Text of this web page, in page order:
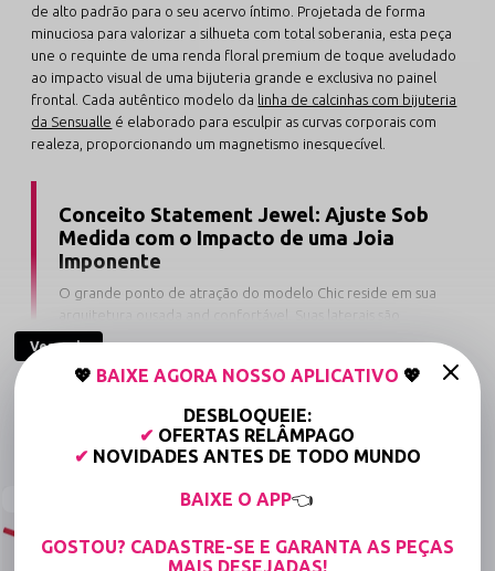
de alto padrão para o seu acervo íntimo. Projetada de forma
minuciosa para valorizar a silhueta com total soberania, esta peça
une o requinte de uma renda floral premium de toque aveludado
ao impacto visual de uma bijuteria grande e exclusiva no painel
frontal. Cada autêntico modelo da linha de calcinhas com bijuteria
da Sensualle é elaborado para esculpir as curvas corporais com
realeza, proporcionando um magnetismo inesquecível.
Conceito Statement Jewel: Ajuste Sob
Medida com o Impacto de uma Joia
Imponente
O grande ponto de atração do modelo Chic reside em sua
arquitetura ousada and confortável. Suas laterais são
equipadas com tiras elásticas de excelente memória têxtil
(plástico) de alta resistência. Esta composição inteligente e
com oxidação precoce and garante um ajuste milimétrico
ideal do tamanho 38 ao 44.
através de costuras de perfil plano ultra baixo que assentam
perfeitamente sobre a pele. Enquanto a bijuteria imponente
Ver mais
COMPRE JUNTO
💖 BAIXE AGORA NOSSO APLICATIVO 💖
DESBLOQUEIE:
✔ OFERTAS RELÂMPAGO
✔ NOVIDADES ANTES DE TODO MUNDO
BAIXE O APP👈
GOSTOU? CADASTRE-SE E GARANTA AS PEÇAS
MAIS DESEJADAS!